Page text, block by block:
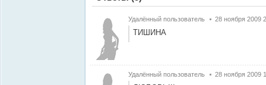
Удалённый пользователь 28 ноября 2009
ТИШИНА
Удалённый пользователь 28 ноября 2009